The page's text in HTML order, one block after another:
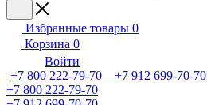
Избранные товары 0
Корзина 0
Войти
+7 800 222-79-70 +7 912 699-70-70
+7 800 222-79-70